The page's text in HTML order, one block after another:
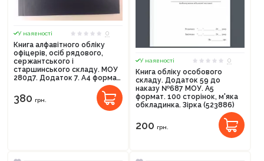
У наявності
0
Книга алфавітного обліку
офіцерів, осіб рядового,
сержантського і
старшинського складу. МОУ
280д7. Додаток 7. А4 формат.
обкладинка
380 грн.
У наявності
0
Книга обліку особового
складу. Додаток 59 до
наказу №687 МОУ. А5
формат. 100 сторінок, м'яка
обкладинка. Зірка (523886)
200 грн.